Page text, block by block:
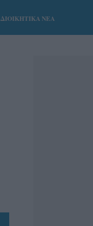
ΔΙΟΙΚΗΤΙΚΑ ΝΕΑ